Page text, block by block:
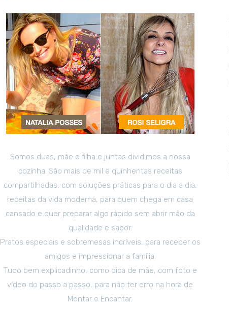
Somos duas, mãe e filha e juntas dividimos a nossa
cozinha. São mais de mil e quinhentas receitas
compartilhadas, com soluções práticas para o dia a dia,
receitas da vida moderna, para quem chega em casa
cansado e quer preparar algo rápido sem abrir mão da
qualidade e sabor.
Pratos especiais e sobremesas incríveis, para receber os
amigos e impressionar a família.
Tudo bem explicadinho, como dica de mãe, com foto e
vídeo do passo a passo, para não ter erro na hora de
Montar e Encantar.